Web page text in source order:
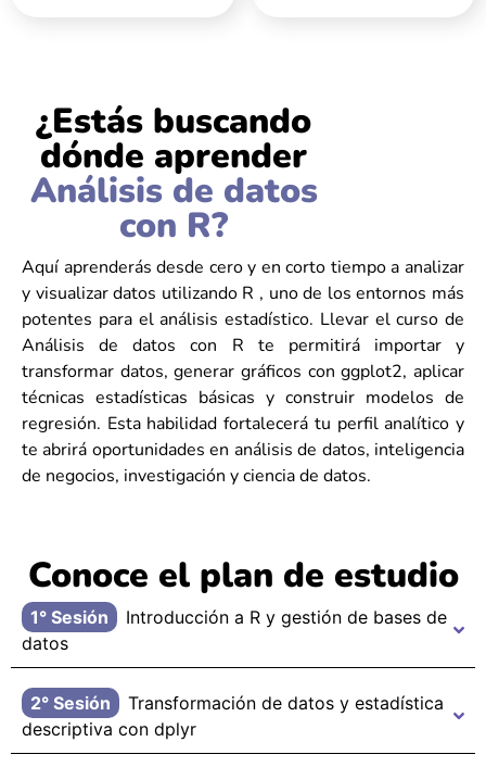
¿Estás buscando
dónde aprender
Análisis de datos
con R?
Aquí aprenderás desde cero y en corto tiempo a analizar
y visualizar datos utilizando R , uno de los entornos más
potentes para el análisis estadístico. Llevar el curso de
Análisis de datos con R te permitirá importar y
transformar datos, generar gráficos con ggplot2, aplicar
técnicas estadísticas básicas y construir modelos de
regresión. Esta habilidad fortalecerá tu perfil analítico y
te abrirá oportunidades en análisis de datos, inteligencia
de negocios, investigación y ciencia de datos.
Conoce el plan de estudio
1° Sesión
Introducción a R y gestión de bases de
datos
2° Sesión
Transformación de datos y estadística
descriptiva con dplyr